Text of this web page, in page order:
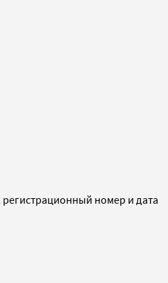
номер и дата